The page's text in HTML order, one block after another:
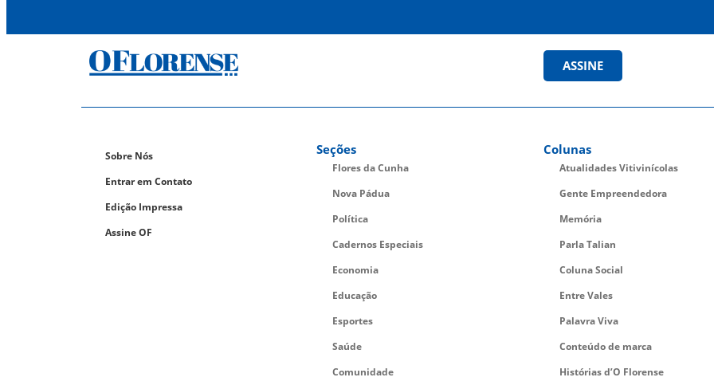
ASSINE
Sobre Nós
Entrar em Contato
Edição Impressa
Assine OF
Seções
Flores da Cunha
Nova Pádua
Política
Cadernos Especiais
Economia
Educação
Esportes
Saúde
Comunidade
Colunas
Atualidades Vitivinícolas
Gente Empreendedora
Memória
Parla Talian
Coluna Social
Entre Vales
Palavra Viva
Conteúdo de marca
Histórias d’O Florense